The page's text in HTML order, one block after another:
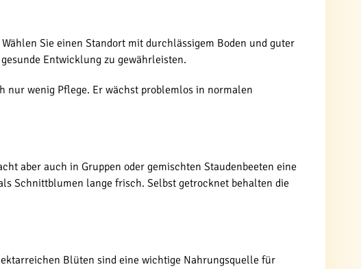
Sie einen Standort mit durchlässigem Boden und guter
Entwicklung zu gewährleisten.
nur wenig Pflege. Er wächst problemlos in normalen
aber auch in Gruppen oder gemischten Staudenbeeten eine
Schnittblumen lange frisch. Selbst getrocknet behalten die
Blüten sind eine wichtige Nahrungsquelle für